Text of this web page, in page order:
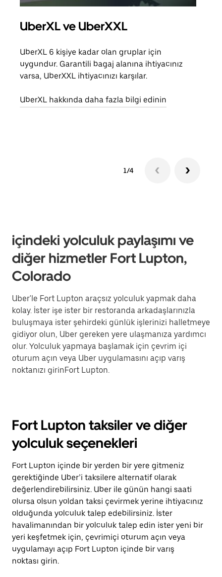
UberXL ve UberXXL
UberXL 6 kişiye kadar olan gruplar için
uygundur. Garantili bagaj alanına ihtiyacınız
varsa, UberXXL ihtiyacınızı karşılar.
UberXL hakkında daha fazla bilgi edinin
1/4
içindeki yolculuk paylaşımı ve
diğer hizmetler Fort Lupton,
Colorado
Uber'le Fort Lupton araçsız yolculuk yapmak daha
kolay. İster işe ister bir restoranda arkadaşlarınızla
buluşmaya ister şehirdeki günlük işlerinizi halletmeye
gidiyor olun, Uber gereken yere ulaşmanıza yardımcı
olur. Yolculuk yapmaya başlamak için çevrim içi
oturum açın veya Uber uygulamasını açıp varış
noktanızı girinFort Lupton.
Fort Lupton taksiler ve diğer
yolculuk seçenekleri
Fort Lupton içinde bir yerden bir yere gitmeniz
gerektiğinde Uber’i taksilere alternatif olarak
değerlendirebilirsiniz. Uber ile günün hangi saati
olursa olsun yoldan taksi çevirmek yerine ihtiyacınız
olduğunda yolculuk talep edebilirsiniz. İster
havalimanından bir yolculuk talep edin ister yeni bir
yeri keşfetmek için, çevrimiçi oturum açın veya
uygulamayı açıp Fort Lupton içinde bir varış
noktası girin.